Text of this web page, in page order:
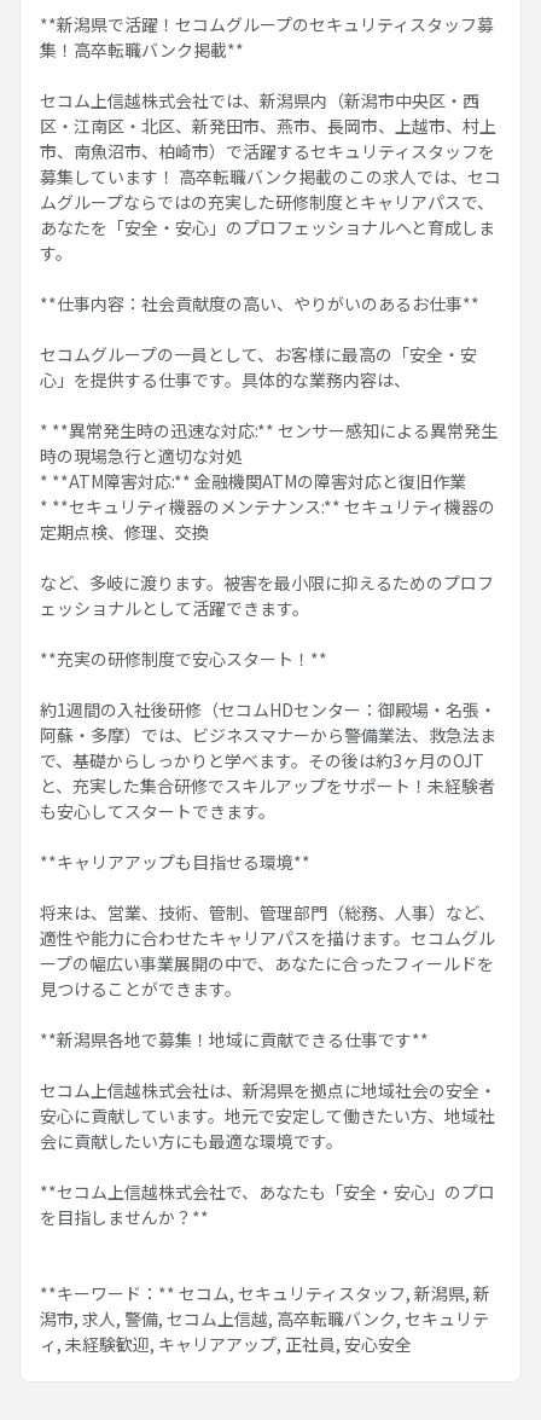
**新潟県で活躍！セコムグループのセキュリティスタッフ募
集！高卒転職バンク掲載**
セコム上信越株式会社では、新潟県内（新潟市中央区・西
区・江南区・北区、新発田市、燕市、長岡市、上越市、村上
市、南魚沼市、柏崎市）で活躍するセキュリティスタッフを
募集しています！ 高卒転職バンク掲載のこの求人では、セコ
ムグループならではの充実した研修制度とキャリアパスで、
あなたを「安全・安心」のプロフェッショナルへと育成しま
す。
**仕事内容：社会貢献度の高い、やりがいのあるお仕事**
セコムグループの一員として、お客様に最高の「安全・安
心」を提供する仕事です。具体的な業務内容は、
* **異常発生時の迅速な対応:** センサー感知による異常発生
時の現場急行と適切な対処
* **ATM障害対応:** 金融機関ATMの障害対応と復旧作業
* **セキュリティ機器のメンテナンス:** セキュリティ機器の
定期点検、修理、交換
など、多岐に渡ります。被害を最小限に抑えるためのプロフ
ェッショナルとして活躍できます。
**充実の研修制度で安心スタート！**
約1週間の入社後研修（セコムHDセンター：御殿場・名張・
阿蘇・多摩）では、ビジネスマナーから警備業法、救急法ま
で、基礎からしっかりと学べます。その後は約3ヶ月のOJT
と、充実した集合研修でスキルアップをサポート！未経験者
も安心してスタートできます。
**キャリアアップも目指せる環境**
将来は、営業、技術、管制、管理部門（総務、人事）など、
適性や能力に合わせたキャリアパスを描けます。セコムグル
ープの幅広い事業展開の中で、あなたに合ったフィールドを
見つけることができます。
**新潟県各地で募集！地域に貢献できる仕事です**
セコム上信越株式会社は、新潟県を拠点に地域社会の安全・
安心に貢献しています。地元で安定して働きたい方、地域社
会に貢献したい方にも最適な環境です。
**セコム上信越株式会社で、あなたも「安全・安心」のプロ
を目指しませんか？**
**キーワード：** セコム, セキュリティスタッフ, 新潟県, 新
潟市, 求人, 警備, セコム上信越, 高卒転職バンク, セキュリテ
ィ, 未経験歓迎, キャリアアップ, 正社員, 安心安全